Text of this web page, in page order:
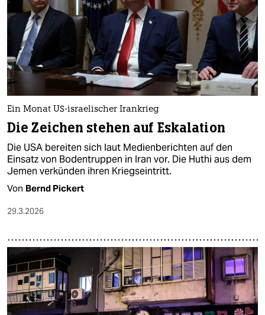
Ein Monat US-israelischer Irankrieg
Die Zeichen stehen auf Eskalation
Die USA bereiten sich laut Medienberichten auf den
Einsatz von Bodentruppen in Iran vor. Die Huthi aus dem
Jemen verkünden ihren Kriegseintritt.
Von Bernd Pickert
29.3.2026